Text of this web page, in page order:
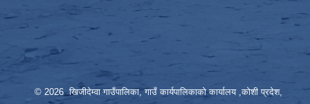
© 2026 खिजीदेम्वा गाउँपालिका, गाउँ कार्यपालिकाको कार्यालय ,कोशी प्रदेश,